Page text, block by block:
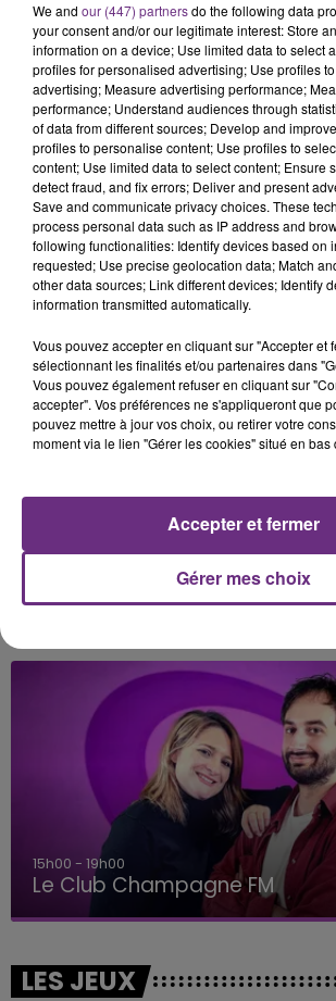
8h13
8h13
TAYLOR SWIFT
I Knew It, I Knew You
8h10
8h10
8h05
8h05
JEREMY FREROT
Frerot So
15h00 - 19h00
Le Club Champagne FM
LES JEUX
We and our (447) partnersdo the following data
your consent and/or our legitimate interest: Store
information on a device; Use limited data to select
profiles for personalised advertising; Use profiles
advertising; Measure advertising performance;
performance; Understand audiences through
of data from different sources; Develop and
profiles to personalise content; Use profiles to
content; Use limited data to select content; Ensure
detect fraud, and fix errors; Deliver and present
Save and communicate privacy choices. These
process personal data such as IP address and
following functionalities: Identify devices based on
requested; Use precise geolocation data; Match
other data sources; Link different devices; Identify
information transmitted automatically.
Vous pouvez accepter en cliquant sur "Accepter et
sélectionnant les finalités et/ou partenaires dans
Vous pouvez également refuser en cliquant sur
accepter". Vos préférences ne s'appliqueront que
pouvez mettre à jour vos choix, ou retirer votre
moment via le lien "Gérer les cookies" situé en bas
Gérer mes choix
Accepter et fermer